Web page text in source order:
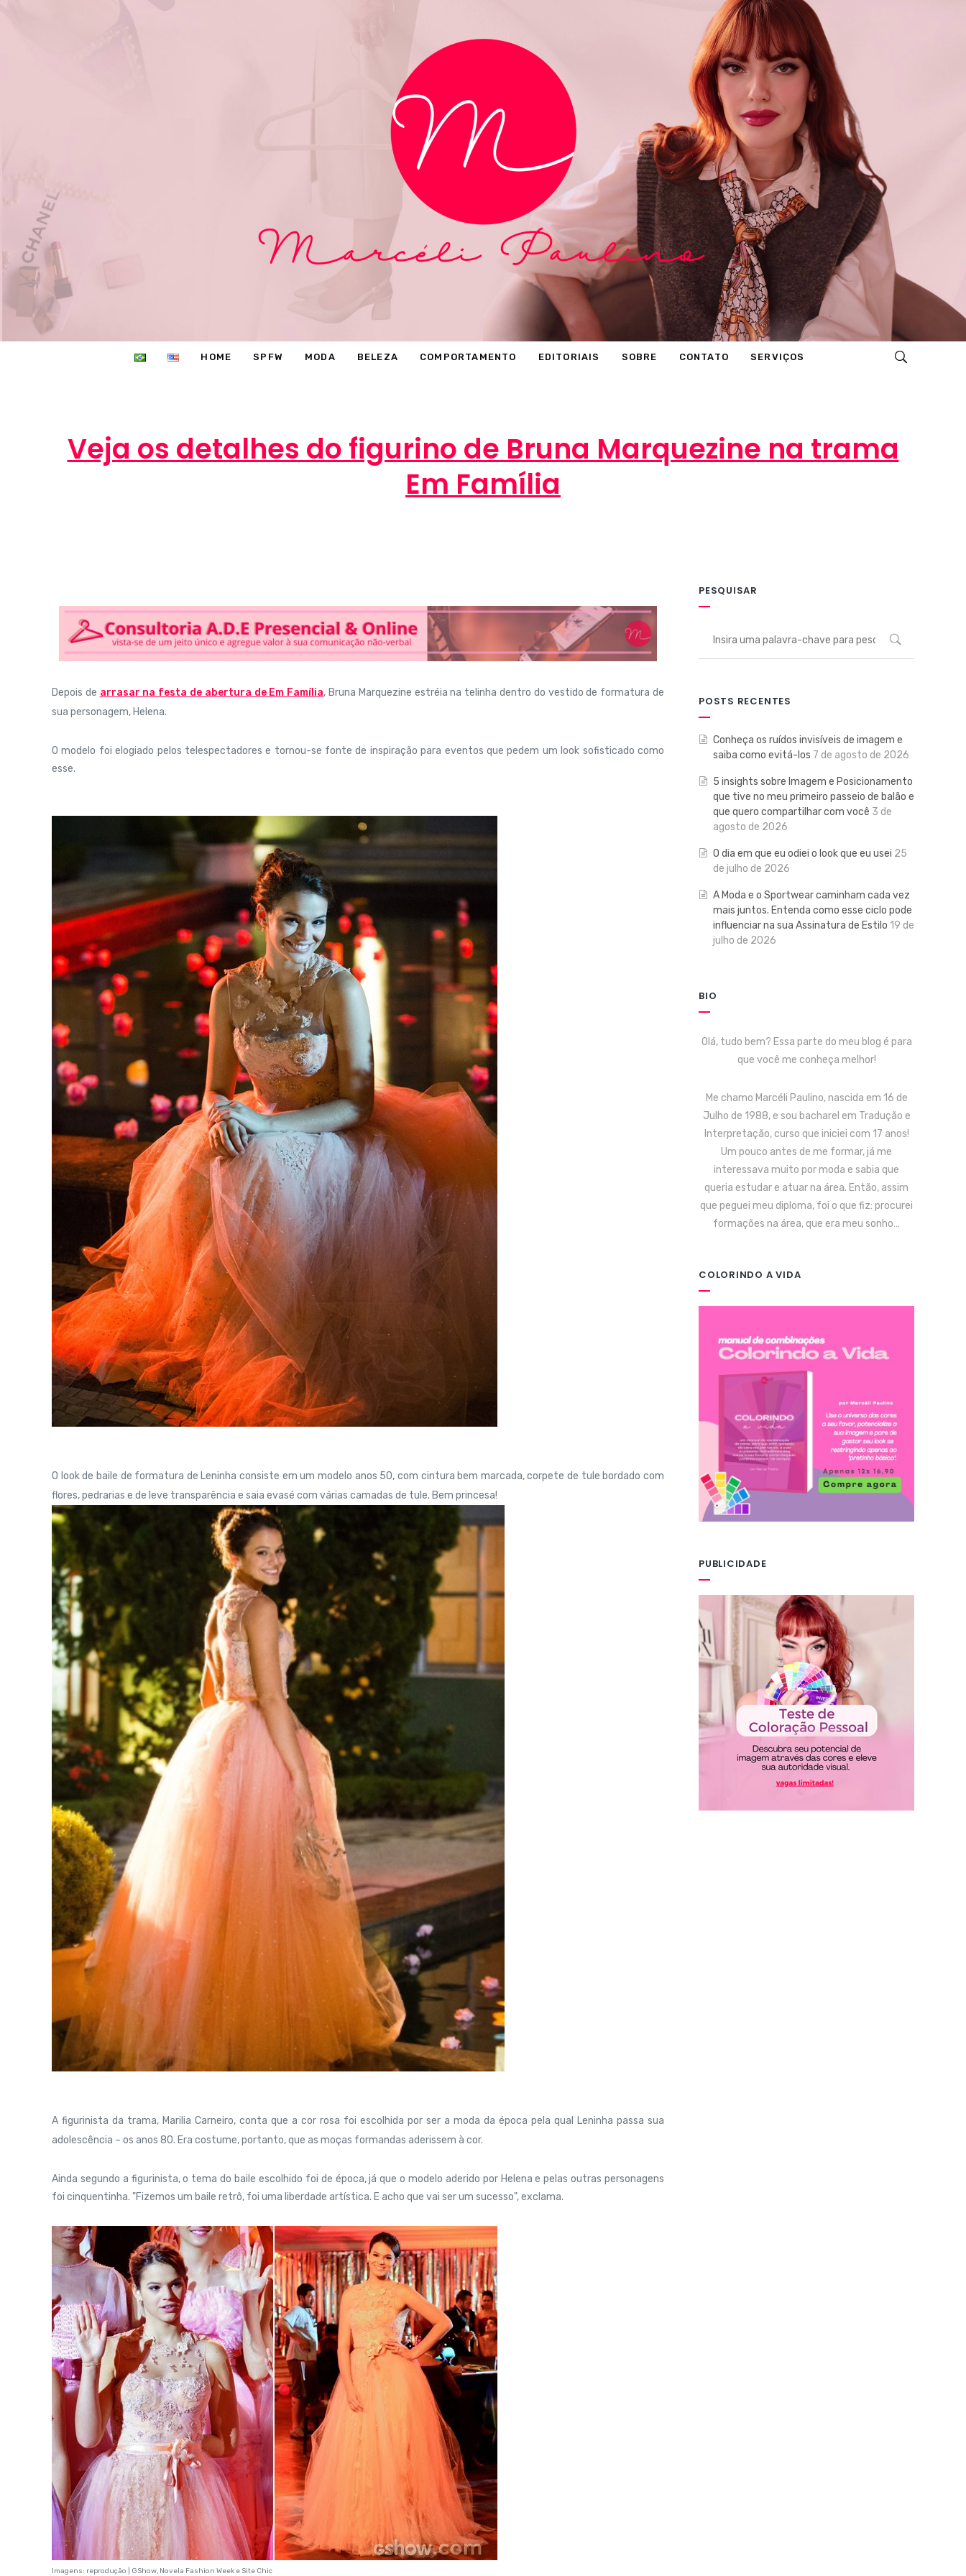
HOME SPFW MODA BELEZA COMPORTAMENTO EDITORIAIS SOBRE CONTATO SERVIÇOS
Veja os detalhes do figurino de Bruna Marquezine na trama
Em Família
Depois de arrasar na festa de abertura de Em Família, Bruna Marquezine estréia na telinha dentro do vestido de formatura de
sua personagem, Helena.
O modelo foi elogiado pelos telespectadores e tornou-se fonte de inspiração para eventos que pedem um look sofisticado como
esse.
O look de baile de formatura de Leninha consiste em um modelo anos 50, com cintura bem marcada, corpete de tule bordado com
flores, pedrarias e de leve transparência e saia evasé com várias camadas de tule. Bem princesa!
A figurinista da trama, Marilia Carneiro, conta que a cor rosa foi escolhida por ser a moda da época pela qual Leninha passa sua
adolescência – os anos 80. Era costume, portanto, que as moças formandas aderissem à cor.
Ainda segundo a figurinista, o tema do baile escolhido foi de época, já que o modelo aderido por Helena e pelas outras personagens
foi cinquentinha. "Fizemos um baile retrô, foi uma liberdade artística. E acho que vai ser um sucesso", exclama.
Imagens: reprodução | GShow, Novela Fashion Week e Site Chic
PESQUISAR
POSTS RECENTES
Conheça os ruídos invisíveis de imagem e
saiba como evitá-los 7 de agosto de 2026
5 insights sobre Imagem e Posicionamento
que tive no meu primeiro passeio de balão e
que quero compartilhar com você 3 de
agosto de 2026
O dia em que eu odiei o look que eu usei 25
de julho de 2026
A Moda e o Sportwear caminham cada vez
mais juntos. Entenda como esse ciclo pode
influenciar na sua Assinatura de Estilo 19 de
julho de 2026
BIO
Olá, tudo bem? Essa parte do meu blog é para
que você me conheça melhor!
Me chamo Marcéli Paulino, nascida em 16 de
Julho de 1988, e sou bacharel em Tradução e
Interpretação, curso que iniciei com 17 anos!
Um pouco antes de me formar, já me
interessava muito por moda e sabia que
queria estudar e atuar na área. Então, assim
que peguei meu diploma, foi o que fiz: procurei
formações na área, que era meu sonho…
COLORINDO A VIDA
PUBLICIDADE